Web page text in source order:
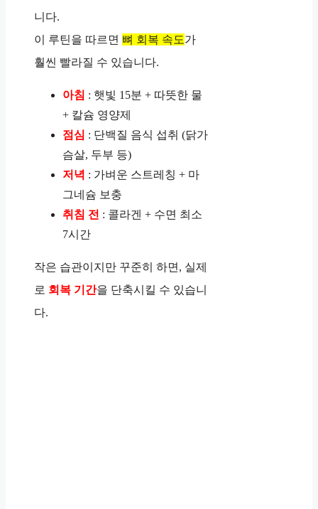
니다.
이 루틴을 따르면 뼈 회복 속도가
훨씬 빨라질 수 있습니다.
아침 : 햇빛 15분 + 따뜻한 물
+ 칼슘 영양제
점심 : 단백질 음식 섭취 (닭가
슴살, 두부 등)
저녁 : 가벼운 스트레칭 + 마
그네슘 보충
취침 전 : 콜라겐 + 수면 최소
7시간
작은 습관이지만 꾸준히 하면, 실제
로 회복 기간을 단축시킬 수 있습니
다.